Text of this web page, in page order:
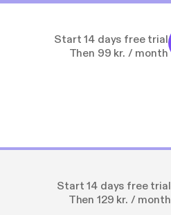
una charla SIN
al Podcast y
Start 14 days free trial
Then 99 kr. / month
Start 14 days free trial
Then 129 kr. / month